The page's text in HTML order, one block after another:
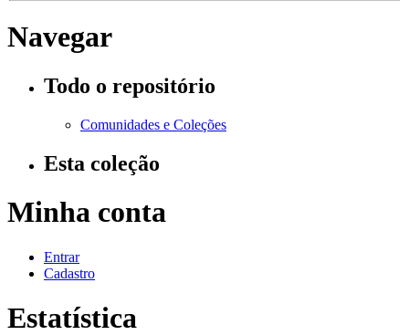
Navegar
Todo o repositório
Comunidades e Coleções
Esta coleção
Minha conta
Entrar
Cadastro
Estatística